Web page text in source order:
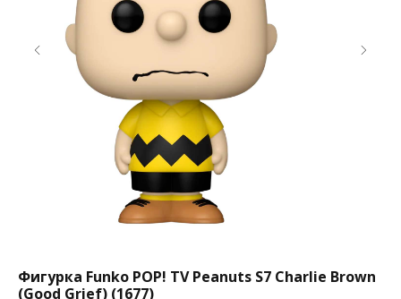
Фигурка Funko POP! TV Peanuts S7 Charlie Brown
(Good Grief) (1677)